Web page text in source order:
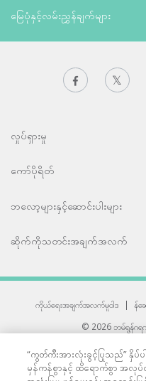
မြေပုံနှင့်လမ်းညွှန်ချက်များ
လှုပ်ရှားမှု
ကော်ပိုရိတ်
ဘလော့များနှင့်ဆောင်းပါးများ
ဆိုက်ကိုသတင်းအချက်အလက်
ကိုယ်ရေးအချက်အလက်မူဝါဒ | န်ဆ
© 2026 ဘမ်ရွန်ဂရ
33 Sukhumvit 3,
All
“ကွတ်ကီးအားလုံးခွင့်ပြုသည်”
မှန်ကန်စွာနှင့် ထိရောက်စွာ အလုပ်